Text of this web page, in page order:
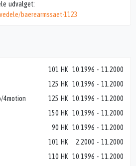
udvalget:
baerearmssaet-1123
101 HK 10.1996 - 11.2000
125 HK 10.1996 - 11.2000
4motion
125 HK 10.1996 - 11.2000
150 HK 10.1996 - 11.2000
90 HK 10.1996 - 11.2000
101 HK 2.2000 - 11.2000
110 HK 10.1996 - 11.2000